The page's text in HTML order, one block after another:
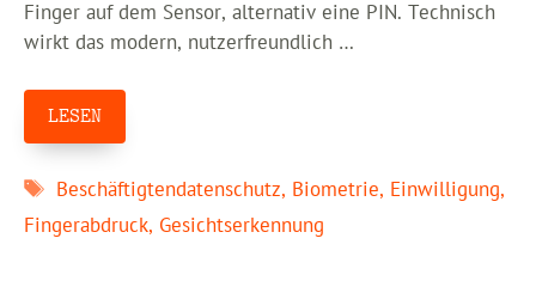
Finger auf dem Sensor, alternativ eine PIN. Technisch
wirkt das modern, nutzerfreundlich …
LESEN
Schlagwörter
Beschäftigtendatenschutz, Biometrie, Einwilligung,
Fingerabdruck, Gesichtserkennung